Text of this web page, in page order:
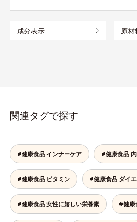
成分表示 原材
関連タグで探す
#健康食品 インナーケア #健康食品
#健康食品 ビタミン #健康食品 ダイ
#健康食品 女性に嬉しい栄養素 #健康